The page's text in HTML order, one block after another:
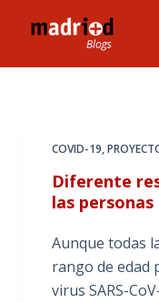
l
COVID-19,
Diferente
las personas
Aunque todas
rango de edad
virus SARS-